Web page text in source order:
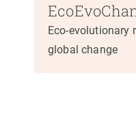
Eco-evolutionary
global change